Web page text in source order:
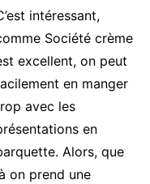
intéressant,
Société crème
excellent, on peut
en manger
avec les
en
Alors, que
on prend une